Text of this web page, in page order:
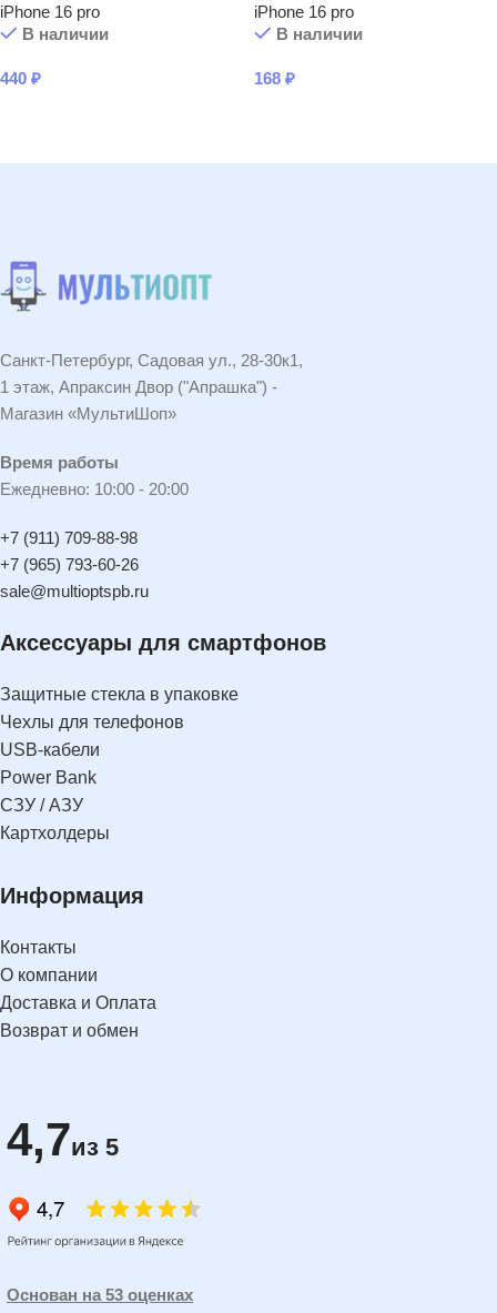
iPhone 16 pro
В наличии
440 ₽
iPhone 16 pro
В наличии
168 ₽
Санкт-Петербург, Садовая ул., 28-30к1,
1 этаж, Апраксин Двор ("Апрашка") -
Магазин «МультиШоп»
Время работы
Ежедневно: 10:00 - 20:00
+7 (911) 709-88-98
+7 (965) 793-60-26
sale@multioptspb.ru
Аксессуары для смартфонов
Защитные стекла в упаковке
Чехлы для телефонов
USB-кабели
Power Bank
СЗУ / АЗУ
Картхолдеры
Информация
Контакты
О компании
Доставка и Оплата
Возврат и обмен
4,7из 5
Основан на 53 оценках